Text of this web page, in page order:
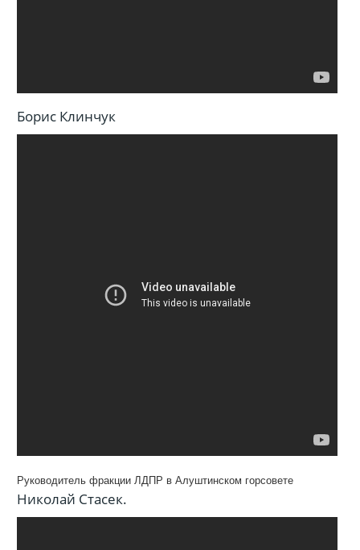
Борис Клинчук
Руководитель фракции ЛДПР в Алуштинском горсовете
Николай Стасек.